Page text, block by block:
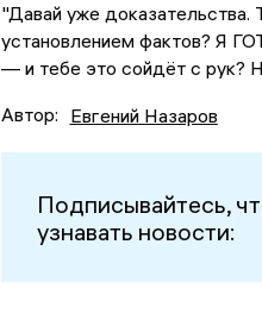
"Давай уже доказательства.
установлением фактов? Я
— и тебе это сойдёт с рук?
Автор: Евгений Назаров
Подписывайтесь,
узнавать новости: